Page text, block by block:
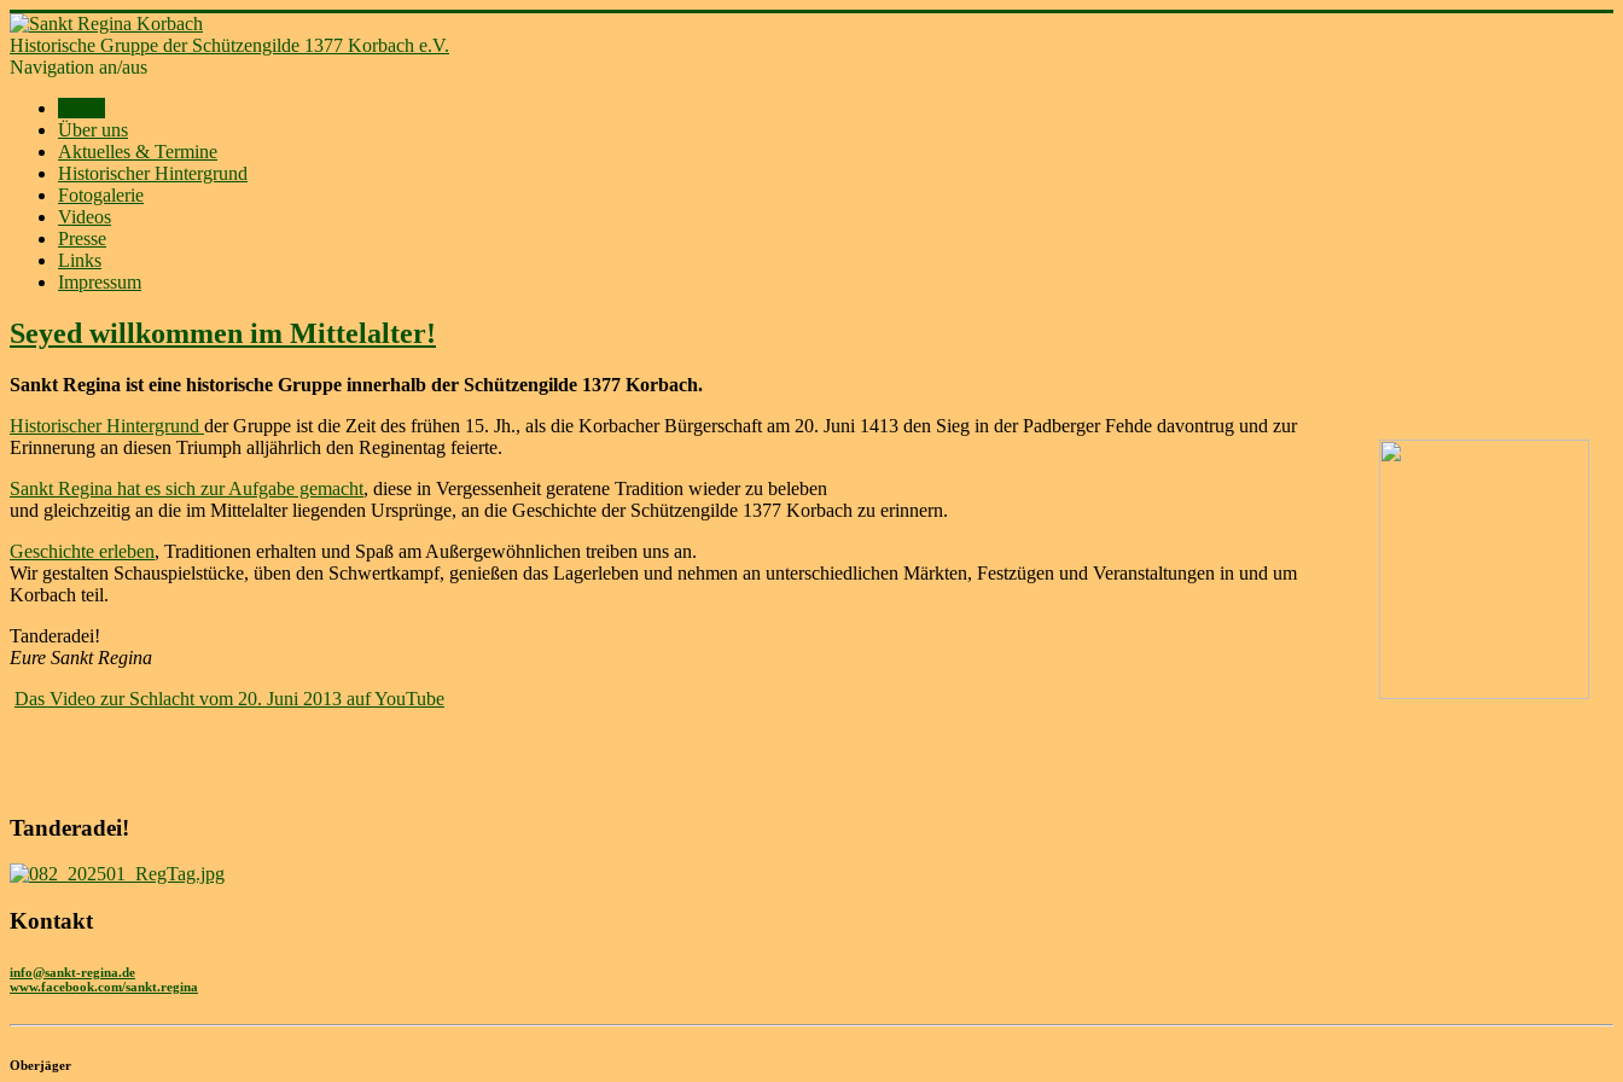
Historische Gruppe der Schützengilde 1377 Korbach e.V.
Navigation an/aus
Über uns
Aktuelles & Termine
Historischer Hintergrund
Fotogalerie
Videos
Presse
Links
Impressum
Seyed willkommen im Mittelalter!
Sankt Regina ist eine historische Gruppe innerhalb der Schützengilde 1377 Korbach.
Historischer Hintergrund der Gruppe ist die Zeit des frühen 15. Jh., als die Korbacher Bürgerschaft am 20. Juni 1413 den Sieg in der Padberger Fehde davontrug und zur
Erinnerung an diesen Triumph alljährlich den Reginentag feierte.
Sankt Regina hat es sich zur Aufgabe gemacht, diese in Vergessenheit geratene Tradition wieder zu beleben
und gleichzeitig an die im Mittelalter liegenden Ursprünge, an die Geschichte der Schützengilde 1377 Korbach zu erinnern.
Geschichte erleben, Traditionen erhalten und Spaß am Außergewöhnlichen treiben uns an.
Wir gestalten Schauspielstücke, üben den Schwertkampf, genießen das Lagerleben und nehmen an unterschiedlichen Märkten, Festzügen und Veranstaltungen in und um
Korbach teil.
Tanderadei!
Eure Sankt Regina
Das Video zur Schlacht vom 20. Juni 2013 auf YouTube
Tanderadei!
Kontakt
info@sankt-regina.de
www.facebook.com/sankt.regina
Oberjäger